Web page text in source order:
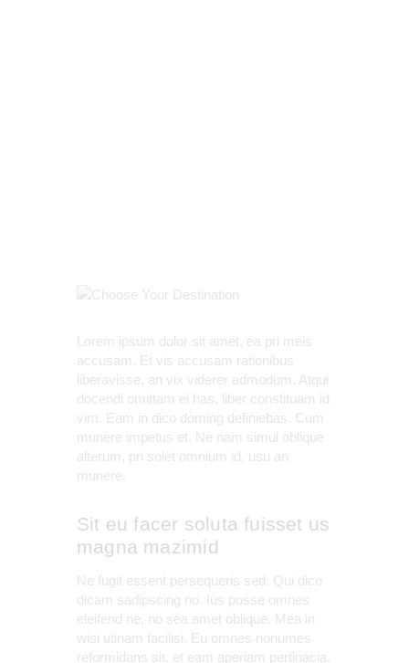
OPEN TABLE
Lorem ipsum dolor sit amet, ea pri meis
accusam. Et vis accusam rationibus
liberavisse, an vix viderer admodum. Atqui
docendi omittam ei has, liber constituam id
vim. Eam in dico doming definiebas. Cum
munere impetus et. Ne nam simul oblique
alterum, pri solet omnium id, usu an
munere.
Sit eu facer soluta fuisset us
magna mazimid
Ne fugit essent persequeris sed. Qui dico
dicam sadipscing no. Ius posse omnes
eleifend ne, no sea amet oblique. Mea in
wisi utinam facilisi. Eu omnes nonumes
reformidans sit, et eam aperiam pertinacia.